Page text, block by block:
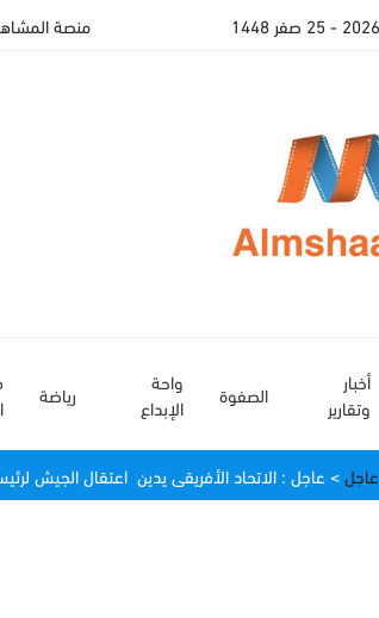
- 25 صفر 1448 منصة
أخبار
وتقارير
الصفوة
واحة
الإبداع
رياضة
عاجل> عاجل : الاتحاد الأفريقى يدين اعتقال الجيش